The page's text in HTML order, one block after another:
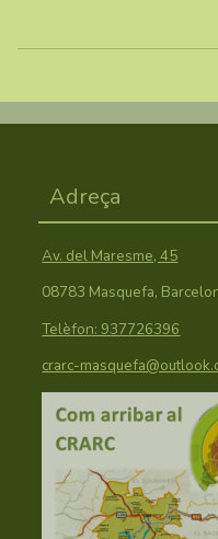
Adreça
Av. del Maresme, 45
08783 Masquefa,
Telèfon: 937726396
crarc-